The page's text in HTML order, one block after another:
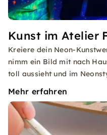
Kunst im Atelier
Kreiere dein Neon-
nimm ein Bild mit nach
toll aussieht und im
Mehr erfahren